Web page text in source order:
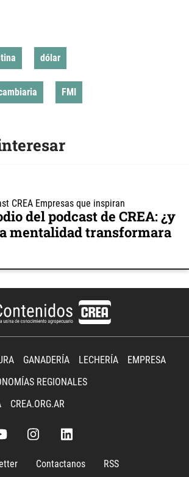
dólar
FMI
del podcast de CREA: ¿y
mentalidad transformara
GANADERÍA LECHERÍA
EMPRESA
REGIONALES
CREA.ORG.AR
Contactanos RSS